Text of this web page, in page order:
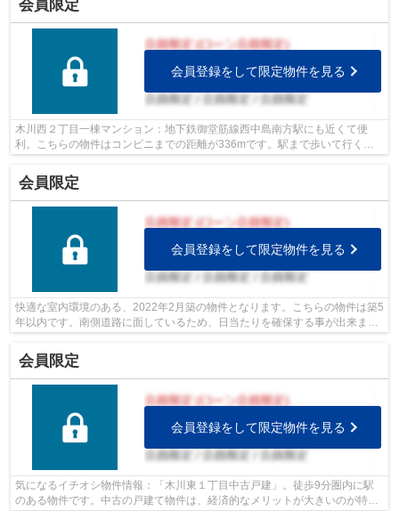
会員限定
会員登録をして限定物件を見る
木川西２丁目一棟マンション：地下鉄御堂筋線西中島南方駅にも近くて便
利。こちらの物件はコンビニまでの距離が336mです。駅まで歩いて行くこ
会員限定
会員登録をして限定物件を見る
快適な室内環境のある、2022年2月築の物件となります。こちらの物件は築5
年以内です。南側道路に面しているため、日当たりを確保する事が出来ま
会員限定
会員登録をして限定物件を見る
気になるイチオシ物件情報：「木川東１丁目中古戸建」。徒歩9分圏内に駅
のある物件です。中古の戸建て物件は、経済的なメリットが大きいのが特徴